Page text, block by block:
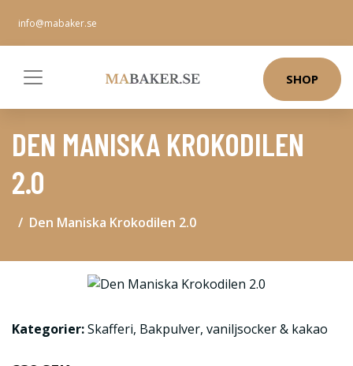
info@mabaker.se
SHOP
DEN MANISKA KROKODILEN
2.0
Den Maniska Krokodilen 2.0
Kategorier:Skafferi, Bakpulver, vaniljsocker & kakao